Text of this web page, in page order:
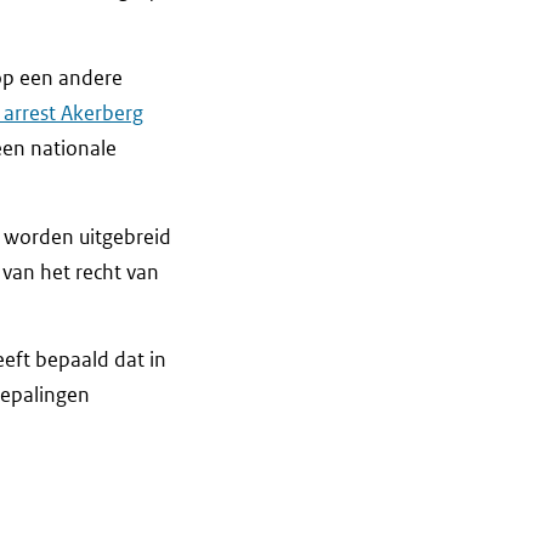
een andere
Akerberg
nationale
uitgebreid
het recht van
bepaald dat in